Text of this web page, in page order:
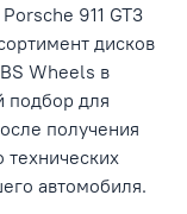
911 GT3
дисков
Wheels в
подбор для
получения
автомобиля.